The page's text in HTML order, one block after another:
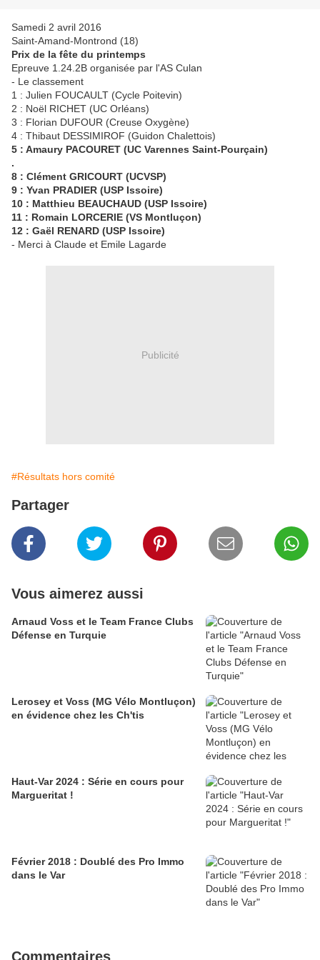
Samedi 2 avril 2016
Saint-Amand-Montrond (18)
Prix de la fête du printemps
Epreuve 1.24.2B organisée par l'AS Culan
- Le classement
1 : Julien FOUCAULT (Cycle Poitevin)
2 : Noël RICHET (UC Orléans)
3 : Florian DUFOUR (Creuse Oxygène)
4 : Thibaut DESSIMIROF (Guidon Chalettois)
5 : Amaury PACOURET (UC Varennes Saint-Pourçain)
.
8 : Clément GRICOURT (UCVSP)
9 : Yvan PRADIER (USP Issoire)
10 : Matthieu BEAUCHAUD (USP Issoire)
11 : Romain LORCERIE (VS Montluçon)
12 : Gaël RENARD (USP Issoire)
- Merci à Claude et Emile Lagarde
Publicité
#Résultats hors comité
Partager
Vous aimerez aussi
Arnaud Voss et le Team France Clubs
Défense en Turquie
Lerosey et Voss (MG Vélo Montluçon)
en évidence chez les Ch'tis
Haut-Var 2024 : Série en cours pour
Margueritat !
Février 2018 : Doublé des Pro Immo
dans le Var
Commentaires